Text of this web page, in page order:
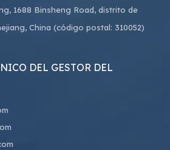
1688 Binsheng Road, distrito de
China (código postal: 310052)
DEL GESTOR DEL